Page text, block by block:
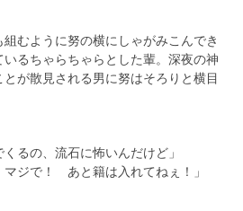
むように努の横にしゃがみこんでき
るちゃらちゃらとした輩。深夜の神
が散見される男に努はそろりと横目
るの、流石に怖いんだけど」
ジで！ あと籍は入れてねぇ！」